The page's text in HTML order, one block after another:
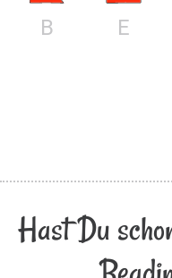
B E
Hast Du